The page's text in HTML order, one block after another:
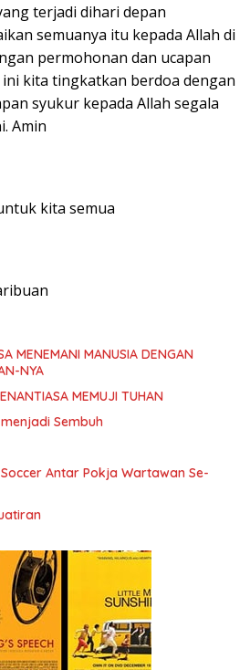
terjadi dihari depan
semuanya itu kepada Allah di
permohonan dan ucapan
kita tingkatkan berdoa dengan
syukur kepada Allah segala
Amin
kita semua
MENEMANI MANUSIA DENGAN
NYA
MEMUJI TUHAN
Sembuh
Antar Pokja Wartawan Se-